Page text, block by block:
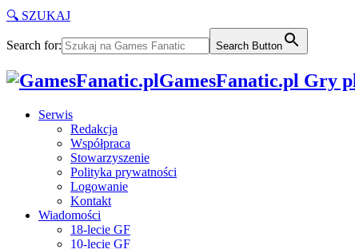
🔍 SZUKAJ
Search for: Search Button
GamesFanatic.pl Gry
Serwis
Redakcja
Współpraca
Stowarzyszenie
Polityka prywatności
Logowanie
Kontakt
Wiadomości
18-lecie GF
10-lecie GF